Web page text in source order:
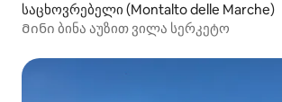
საცხოვრებელი (Montalto delle Marche)
Მინი ბინა აუზით ვილა სერკეტო